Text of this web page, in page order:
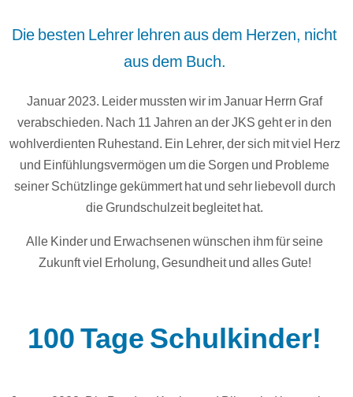
Die besten Lehrer lehren aus dem Herzen, nicht
aus dem Buch.
Januar 2023. Leider mussten wir im Januar Herrn Graf
verabschieden. Nach 11 Jahren an der JKS geht er in den
wohlverdienten Ruhestand. Ein Lehrer, der sich mit viel Herz
und Einfühlungsvermögen um die Sorgen und Probleme
seiner Schützlinge gekümmert hat und sehr liebevoll durch
die Grundschulzeit begleitet hat.
Alle Kinder und Erwachsenen wünschen ihm für seine
Zukunft viel Erholung, Gesundheit und alles Gute!
100 Tage Schulkinder!